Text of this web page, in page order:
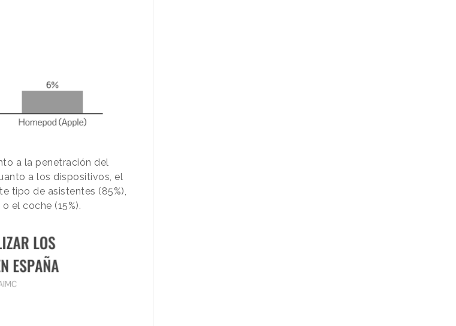
a la penetración del
a los dispositivos, el
tipo de asistentes (85%),
el coche (15%).